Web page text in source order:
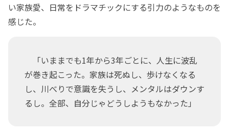
い家族愛、日常をドラマチックにする引力のようなものを
感じた。
「いままでも1年から3年ごとに、人生に波乱
が巻き起こった。家族は死ぬし、歩けなくなる
し、川べりで意識を失うし、メンタルはダウンす
るし。全部、自分じゃどうしようもなかった」